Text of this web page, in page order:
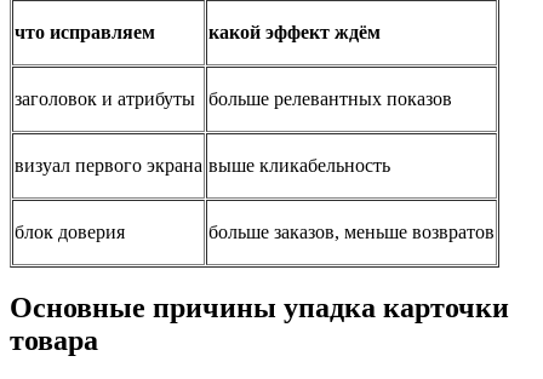
что исправляем какой эффект ждём
заголовок и атрибуты больше релевантных показов
визуал первого экрана выше кликабельность
блок доверия больше заказов, меньше возвратов
Основные причины упадка карточки
товара